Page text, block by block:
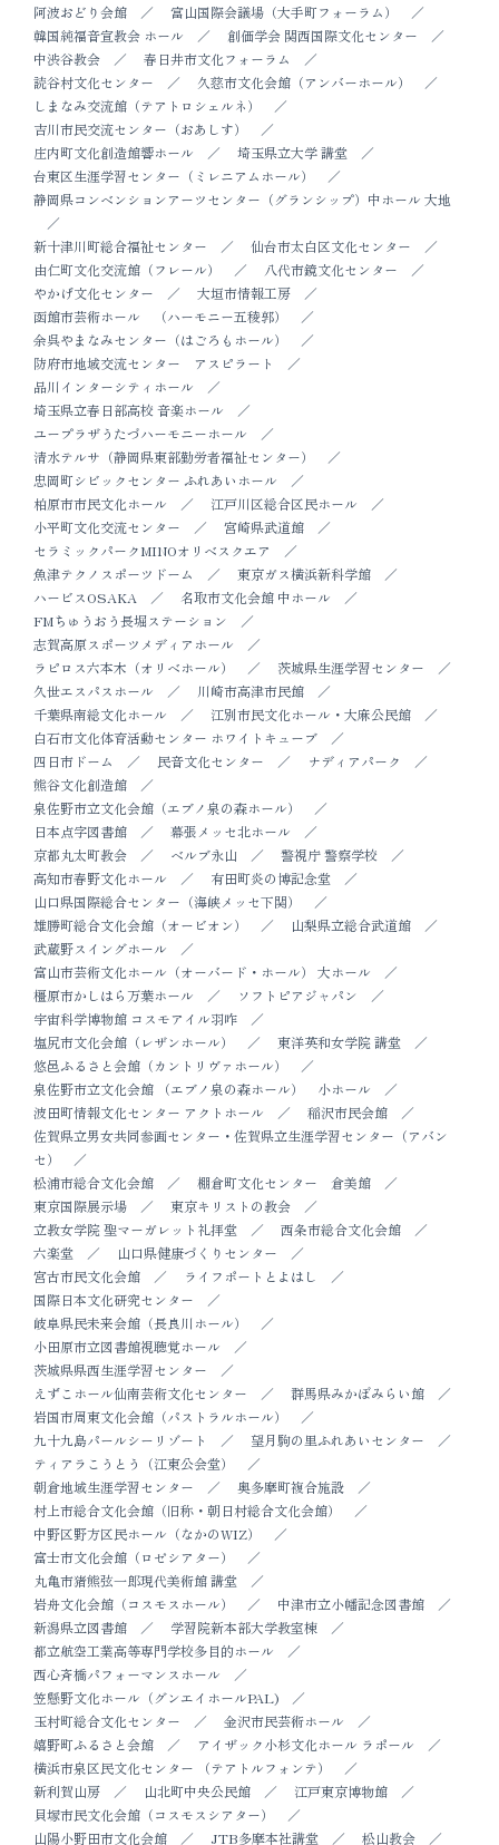
阿波おどり会館
富山国際会議場（大手町フォーラム）
韓国純福音宣教会 ホール
創価学会 関西国際文化センター
中渋谷教会
春日井市文化フォーラム
読谷村文化センター
久慈市文化会館（アンバーホール）
しまなみ交流館（テアトロシェルネ）
吉川市民交流センター（おあしす）
庄内町文化創造館響ホール
埼玉県立大学 講堂
台東区生涯学習センター（ミレニアムホール）
静岡県コンベンションアーツセンター（グランシップ）中ホール 大地
新十津川町総合福祉センター
仙台市太白区文化センター
由仁町文化交流館（フレール）
八代市鏡文化センター
やかげ文化センター
大垣市情報工房
函館市芸術ホール （ハーモニー五稜郭）
余呉やまなみセンター（はごろもホール）
防府市地域交流センター アスピラート
品川インターシティホール
埼玉県立春日部高校 音楽ホール
ユープラザうたづハーモニーホール
清水テルサ（静岡県東部勤労者福祉センター）
忠岡町シビックセンター ふれあいホール
柏原市市民文化ホール
江戸川区総合区民ホール
小平町文化交流センター
宮崎県武道館
セラミックパークMINOオリベスクエア
魚津テクノスポーツドーム
東京ガス横浜新科学館
ハービスOSAKA
名取市文化会館 中ホール
FMちゅうおう長堀ステーション
志賀高原スポーツメディアホール
ラピロス六本木（オリベホール）
茨城県生涯学習センター
久世エスパスホール
川崎市高津市民館
千葉県南総文化ホール
江別市民文化ホール・大麻公民館
白石市文化体育活動センター ホワイトキューブ
四日市ドーム
民音文化センター
ナディアパーク
熊谷文化創造館
泉佐野市立文化会館（エブノ泉の森ホール）
日本点字図書館
幕張メッセ北ホール
京都丸太町教会
ベルブ永山
警視庁 警察学校
高知市春野文化ホール
有田町炎の博記念堂
山口県国際総合センター（海峡メッセ下関）
雄勝町総合文化会館（オービオン）
山梨県立総合武道館
武蔵野スイングホール
富山市芸術文化ホール（オーバード・ホール） 大ホール
橿原市かしはら万葉ホール
ソフトピアジャパン
宇宙科学博物館 コスモアイル羽咋
塩尻市文化会館（レザンホール）
東洋英和女学院 講堂
悠邑ふるさと会館（カントリヴァホール）
泉佐野市立文化会館 （エブノ泉の森ホール） 小ホール
波田町情報文化センター アクトホール
稲沢市民会館
佐賀県立男女共同参画センター・佐賀県立生涯学習センター（アバン
セ）
松浦市総合文化会館
棚倉町文化センター 倉美館
東京国際展示場
東京キリストの教会
立教女学院 聖マーガレット礼拝堂
西条市総合文化会館
六楽堂
山口県健康づくりセンター
宮古市民文化会館
ライフポートとよはし
国際日本文化研究センター
岐阜県民未来会館（長良川ホール）
小田原市立図書館視聴覚ホール
茨城県県西生涯学習センター
えずこホール仙南芸術文化センター
群馬県みかぼみらい館
岩国市周東文化会館（パストラルホール）
九十九島パールシーリゾート
望月駒の里ふれあいセンター
ティアラこうとう（江東公会堂）
朝倉地域生涯学習センター
奥多摩町複合施設
村上市総合文化会館（旧称・朝日村総合文化会館）
中野区野方区民ホール（なかのWIZ）
富士市文化会館（ロゼシアター）
丸亀市猪熊弦一郎現代美術館 講堂
岩舟文化会館（コスモスホール）
中津市立小幡記念図書館
新潟県立図書館
学習院新本部大学教室棟
都立航空工業高等専門学校多目的ホール
西心斉橋パフォーマンスホール
笠懸野文化ホール（グンエイホールPAL)
玉村町総合文化センター
金沢市民芸術ホール
嬉野町ふるさと会館
アイザック小杉文化ホール ラポール
横浜市泉区民文化センター （テアトルフォンテ）
新利賀山房
山北町中央公民館
江戸東京博物館
貝塚市民文化会館（コスモスシアター）
山陽小野田市文化会館
JTB多摩本社講堂 松山教会